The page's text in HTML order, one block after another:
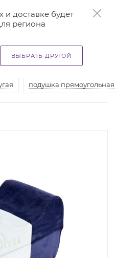
доставке будет
региона
ВЫБРАТЬ ДРУГОЙ
ортопедические —
для ног
подушка прямоугольная